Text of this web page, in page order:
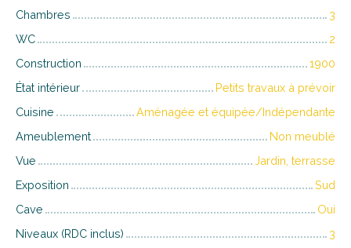
Chambres
3
WC
2
Construction
1900
État intérieur
Petits travaux à prévoir
Cuisine
Aménagée et équipée/Indépendante
Ameublement
Non meublé
Vue
Jardin, terrasse
Exposition
Sud
Cave
Oui
Niveaux (RDC inclus)
3